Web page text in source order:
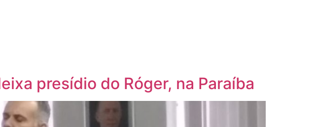
presídio do Róger, na Paraíba